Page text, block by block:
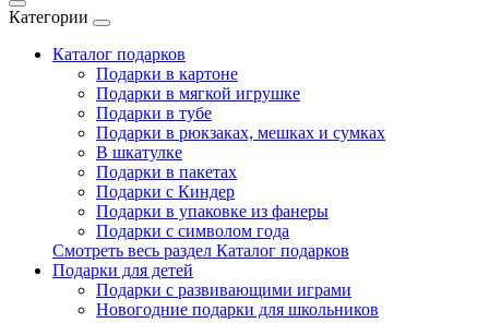
Категории
Каталог подарков
Подарки в картоне
Подарки в мягкой игрушке
Подарки в тубе
Подарки в рюкзаках, мешках и сумках
В шкатулке
Подарки в пакетах
Подарки с Киндер
Подарки в упаковке из фанеры
Подарки с символом года
Смотреть весь раздел Каталог подарков
Подарки для детей
Подарки с развивающими играми
Новогодние подарки для школьников